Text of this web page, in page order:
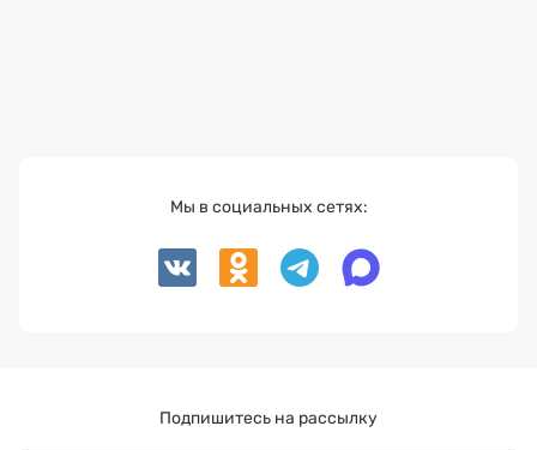
Мы в социальных сетях:
Подпишитесь на рассылку